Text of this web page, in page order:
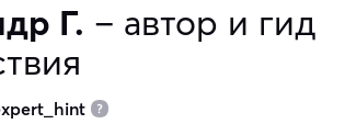
Г. – автор и гид